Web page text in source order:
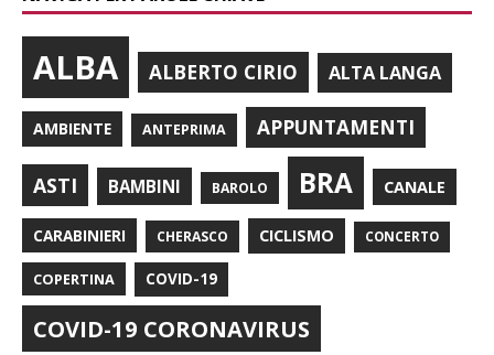
ALBA ALBERTO CIRIO ALTA LANGA
AMBIENTE ANTEPRIMA APPUNTAMENTI
ASTI BAMBINI BAROLO BRA CANALE
CARABINIERI CHERASCO CICLISMO CONCERTO
COPERTINA COVID-19
COVID-19 CORONAVIRUS